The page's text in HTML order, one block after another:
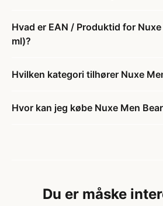
Hvad er EAN / Produktid for
ml)?
Hvilken kategori tilhører Nuxe
Hvor kan jeg købe Nuxe Men
Du er måske